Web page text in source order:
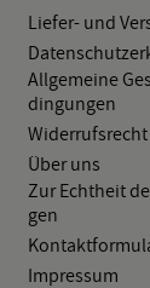
Lie­fer- und
All­ge­mei­ne
din­gun­gen
Wi­der­rufs­recht
Über uns
Zur Echt­heit
gen
Im­pres­sum